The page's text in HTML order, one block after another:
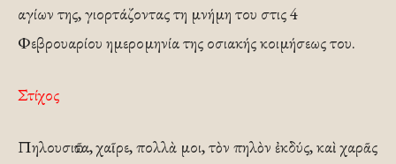
αγίων της, γιορτάζοντας τη μνήμη του στις 4
Φεβρουαρίου ημερομηνία της οσιακής κοιμήσεως του.
Στίχος
Πηλουσιῶτα, χαῖρε, πολλὰ μοι, τὸν πηλὸν ἐκδύς, καὶ χαρᾶς